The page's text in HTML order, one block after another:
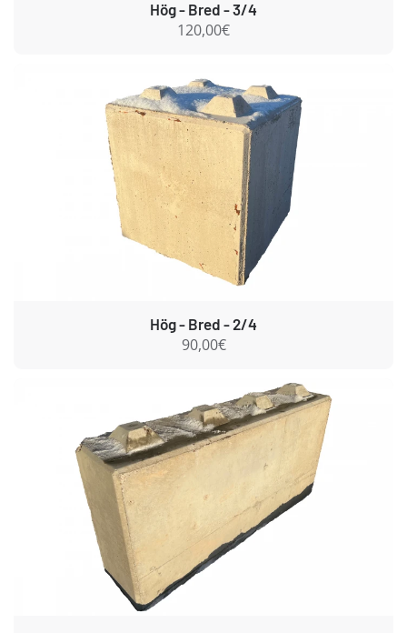
Hög - Bred - 3/4
120,00€
Hög - Bred - 2/4
90,00€